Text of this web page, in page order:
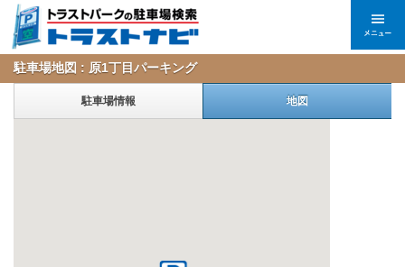
駐車場地図 : 原1丁目パーキング
駐車場情報 地図